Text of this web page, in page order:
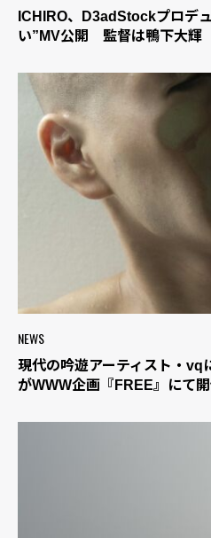
ICHIRO、D3adStockプロデ
い”MV公開 監督は鴨下大輝
NEWS
現代の吟遊アーティスト・vq
がWWW企画『FREE』にて